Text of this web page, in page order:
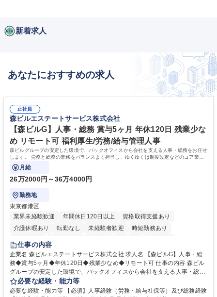
新着求人
あなたにおすすめの求人
正社員
森ビルエステートサービス株式会社
【森ビルG】人事・総務 賞与5ヶ月 年休120日 残業少な
め リモート可 福利厚生/労務/給与管理人事
森ビルグループの安定した環境で、バックオフィスから会社を支える人事・総務をお任せ
します。 労務と総務の業務をバランスよく担当し、ゆくゆくは制度改定などのコア業務
にも挑戦できる、やりがいある環境です。
月給
26万2000円～36万4000円
勤務地
東京都港区
業界未経験歓迎
年間休日120日以上
資格取得支援あり
介護休暇あり
転勤なし 未経験者歓迎
時短勤務あり
経験者歓迎
完全週休2日制
交通費支給 長期歓迎 駅近5分以内 土日祝休み
仕事の内容
企業名 森ビルエステートサービス株式会社 求人名 【森ビルG】人事・総
務◆賞与5ヶ月◆年休120日◆残業少なめ◆リモート可 仕事の内容 森ビル
グループの安定した環境で、バックオフィスから会社を支える人事・総務
をお任せします。 労務と総務の業務をバランスよく担当し、ゆくゆくは制
度改定などのコア業務にも挑戦できる、やりがいある環境です。 ■勤怠管
必要な経験・能力等
必要な経験・能力等 【必須】人事経験（労務・給与社保等）及び総務経験